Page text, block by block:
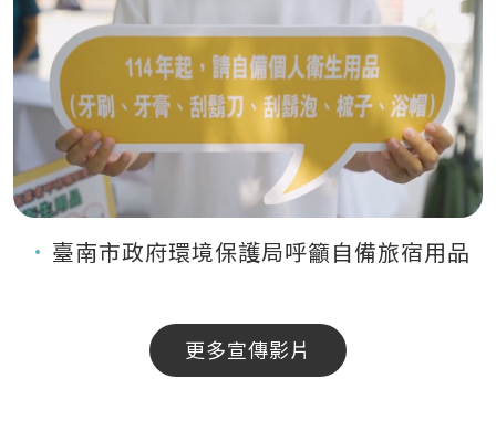
臺南市政府環境保護局呼籲自備旅宿用品
更多宣傳影片